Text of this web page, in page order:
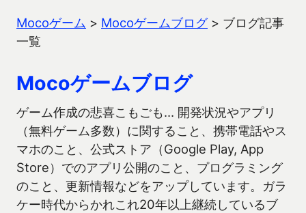
Mocoゲーム > Mocoゲームブログ> ブログ記事
一覧
Mocoゲームブログ
ゲーム作成の悲喜こもごも… 開発状況やアプリ
（無料ゲーム多数）に関すること、携帯電話やス
マホのこと、公式ストア（Google Play, App
Store）でのアプリ公開のこと、プログラミング
のこと、更新情報などをアップしています。ガラ
ケー時代からかれこれ20年以上継続しているブ